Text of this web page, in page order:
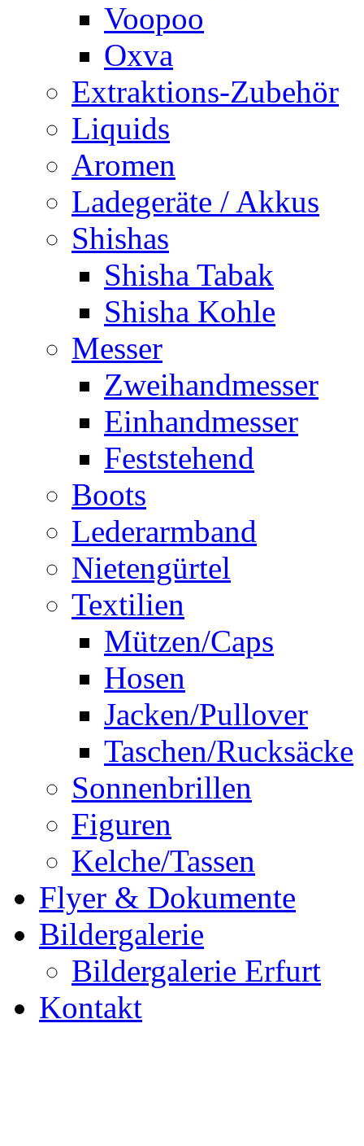
Voopoo
Oxva
Extraktions-Zubehör
Liquids
Aromen
Ladegeräte / Akkus
Shishas
Shisha Tabak
Shisha Kohle
Messer
Zweihandmesser
Einhandmesser
Feststehend
Boots
Lederarmband
Nietengürtel
Textilien
Mützen/Caps
Hosen
Jacken/Pullover
Taschen/Rucksäcke
Sonnenbrillen
Figuren
Kelche/Tassen
Flyer & Dokumente
Bildergalerie
Bildergalerie Erfurt
Kontakt